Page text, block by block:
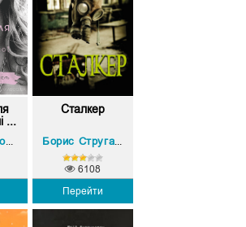
...
Ольга Навроцька
Сталкер
Борис Стругацький
Перейти
6108